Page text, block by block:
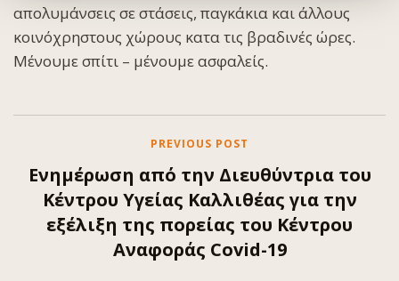
απολυμάνσεις σε στάσεις, παγκάκια και άλλους
κοινόχρηστους χώρους κατα τις βραδινές ώρες.
Μένουμε σπίτι – μένουμε ασφαλείς.
PREVIOUS POST
Ενημέρωση από την Διευθύντρια του
Κέντρου Υγείας Καλλιθέας για την
εξέλιξη της πορείας του Κέντρου
Αναφοράς Covid-19